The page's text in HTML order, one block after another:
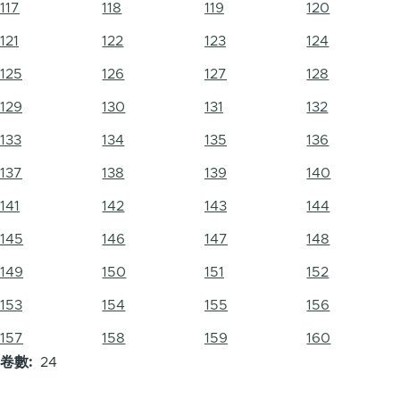
117 118 119 120
121 122 123 124
125 126 127 128
129 130 131 132
133 134 135 136
137 138 139 140
141 142 143 144
145 146 147 148
149 150 151 152
153 154 155 156
157 158 159
160
卷數
24